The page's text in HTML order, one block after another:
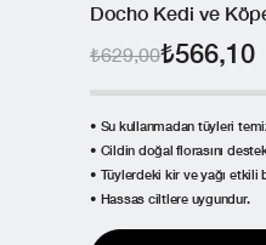
₺566,10
₺629,00
• Su kullanmadan tüyleri
• Cildin doğal florasını
• Tüylerdeki kir ve yağı etkili
• Hassas ciltlere uygundur.